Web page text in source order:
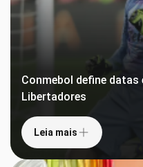
Conmebol define
Libertadores
Leia mais